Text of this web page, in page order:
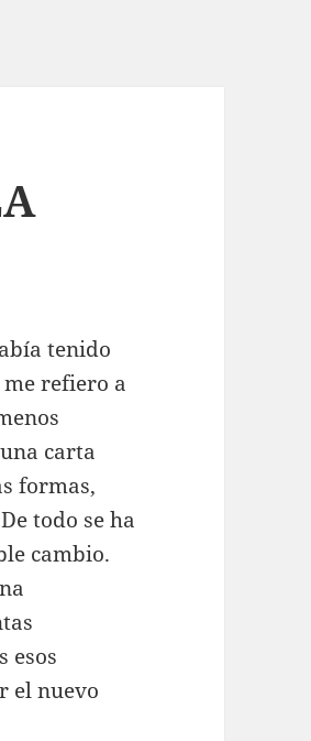
tenido
refiero a
carta
formas,
todo se ha
cambio.
esos
el nuevo